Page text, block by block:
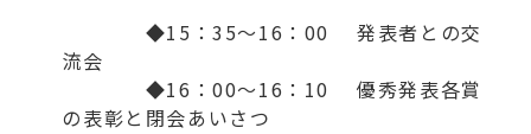
◆15：35～16：00 発表者との交
流会
◆16：00～16：10 優秀発表各賞
の表彰と閉会あいさつ